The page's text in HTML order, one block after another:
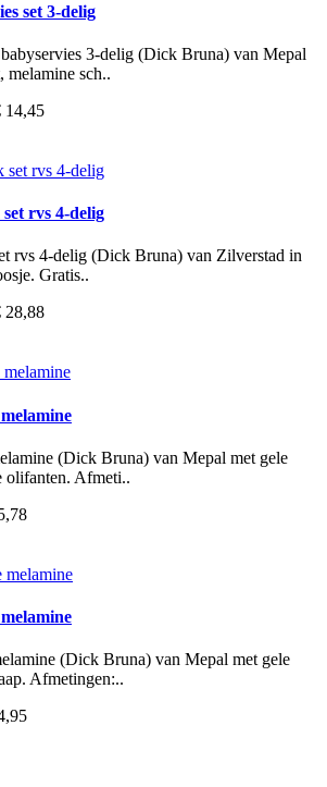
set 3-delig
3-delig (Dick Bruna) van Mepal
melamine sch..
14,45
rvs 4-delig
rvs 4-delig (Dick Bruna) van Zilverstad in
Gratis..
28,88
(Dick Bruna) van Mepal met gele
olifanten. Afmeti..
(Dick Bruna) van Mepal met gele
Afmetingen:..